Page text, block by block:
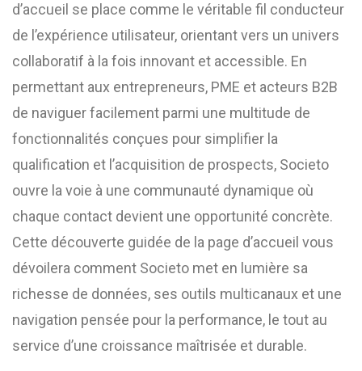
d’accueil se place comme le véritable fil conducteur
de l’expérience utilisateur, orientant vers un univers
collaboratif à la fois innovant et accessible. En
permettant aux entrepreneurs, PME et acteurs B2B
de naviguer facilement parmi une multitude de
fonctionnalités conçues pour simplifier la
qualification et l’acquisition de prospects, Societo
ouvre la voie à une communauté dynamique où
chaque contact devient une opportunité concrète.
Cette découverte guidée de la page d’accueil vous
dévoilera comment Societo met en lumière sa
richesse de données, ses outils multicanaux et une
navigation pensée pour la performance, le tout au
service d’une croissance maîtrisée et durable.